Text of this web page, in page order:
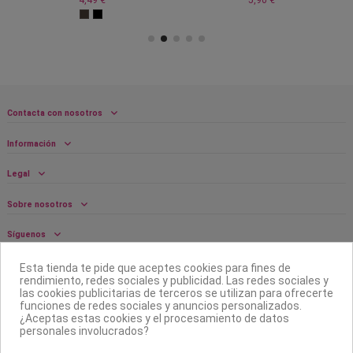
Contacta con nosotros
Información
Legal
Sobre nosotros
Síguenos
Boletín
Esta tienda te pide que aceptes cookies para fines de
rendimiento, redes sociales y publicidad. Las redes sociales y
las cookies publicitarias de terceros se utilizan para ofrecerte
funciones de redes sociales y anuncios personalizados.
¿Aceptas estas cookies y el procesamiento de datos
personales involucrados?